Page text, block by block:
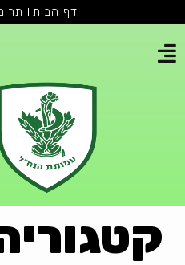
דף הבית